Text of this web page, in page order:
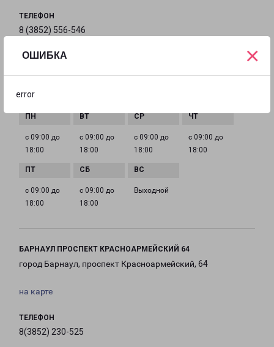
ОШИБКА
error
×
ТЕЛЕФОН
8 (3852) 556-546
EMAIL
ГРАФИК РАБОТЫ
с 09:00 до
18:00
с 09:00 до
18:00
с 09:00 до
18:00
с 09:00 до
18:00
с 09:00 до
18:00
с 09:00 до
18:00
Выходной
БАРНАУЛ ПРОСПЕКТ КРАСНОАРМЕЙСКИЙ 64
город Барнаул, проспект Красноармейский, 64
на карте
ТЕЛЕФОН
8(3852) 230-525